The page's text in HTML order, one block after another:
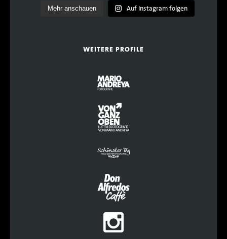
Mehr anschauen Auf Instagram folgen
WEITERE PROFILE